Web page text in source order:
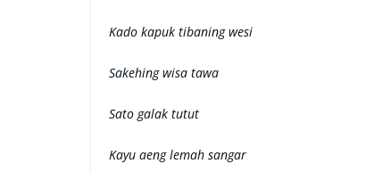
Kado kapuk tibaning wesi
Sakehing wisa tawa
Sato galak tutut
Kayu aeng lemah sangar